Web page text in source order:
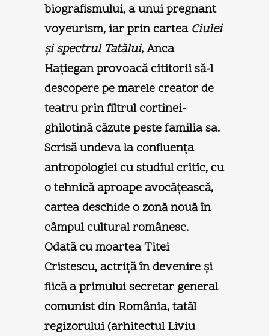
biografismului, a unui pregnant
voyeurism, iar prin cartea Ciulei
şi spectrul Tatălui, Anca
Haţiegan provoacă cititorii să-l
descopere pe marele creator de
teatru prin filtrul cortinei-
ghilotină căzute peste familia sa.
Scrisă undeva la confluenţa
antropologiei cu studiul critic, cu
o tehnică aproape avocăţească,
cartea deschide o zonă nouă în
câmpul cultural românesc.
Odată cu moartea Titei
Cristescu, actriţă în devenire şi
fiică a primului secretar general
comunist din România, tatăl
regizorului (arhitectul Liviu